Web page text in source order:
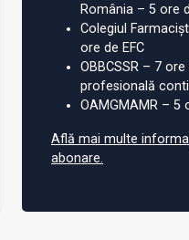
Medicamentele care
substanțe stupefiante,
farmaciști
România – 5 ore
Colegiul
ore de EFC
OBBCSSR – 7
profesională
OAMGMAMR – 5
Află mai multe
abonare.